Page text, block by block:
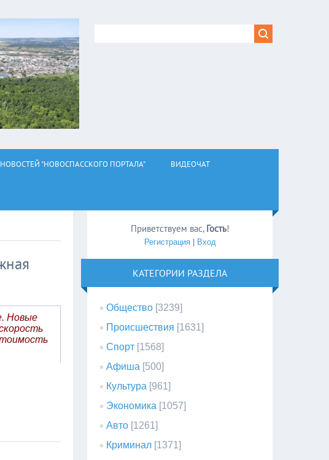
"НОВОСПАССКОГО ПОРТАЛА" ВИДЕОЧАТ
Новые
Приветствуем вас, Гость!
Регистрация| Вход
КАТЕГОРИИ РАЗДЕЛА
Общество [3239]
Происшествия [1631]
Спорт [1568]
Афиша [500]
Культура [961]
Экономика [1057]
Авто [1261]
Криминал [1371]